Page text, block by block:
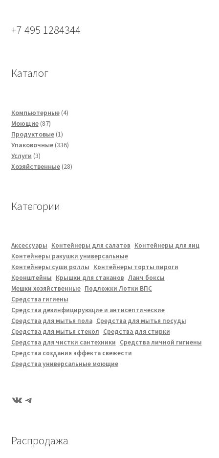
+7 495 1284344
Каталог
Компьютерные 44
Моющие 8787
товаров
Продуктовые 11
товар
Упаковочные 336336
Услуги 33
товара
Хозяйственные 2828
Категории
Аксессуары Контейнеры для салатов Контейнеры для яиц
Контейнеры ракушки универсальные
Контейнеры суши роллы Контейнеры торты пироги
Кронштейны Крышки для стаканов Ланч боксы
Мешки хозяйственные Подложки Лотки ВПС
Средства гигиены
Средства дезинфицирующие и антисептические
Средства для мытья пола Средства для мытья посуды
Средства для мытья стекол Средства для стирки
Средства для чистки сантехники Средства личной гигиены
Средства создания эффекта свежести
Средства универсальные моющие
ВКонтакте
Telegram
Распродажа